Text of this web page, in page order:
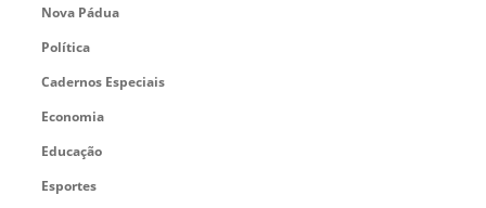
Nova Pádua
Política
Cadernos Especiais
Economia
Educação
Esportes